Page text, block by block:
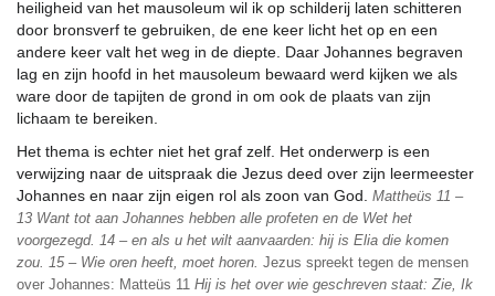
heiligheid van het mausoleum wil ik op schilderij laten schitteren
door bronsverf te gebruiken, de ene keer licht het op en een
andere keer valt het weg in de diepte. Daar Johannes begraven
lag en zijn hoofd in het mausoleum bewaard werd kijken we als
ware door de tapijten de grond in om ook de plaats van zijn
lichaam te bereiken.
Het thema is echter niet het graf zelf. Het onderwerp is een
verwijzing naar de uitspraak die Jezus deed over zijn leermeester
Johannes en naar zijn eigen rol als zoon van God. Mattheüs 11 –
13 Want tot aan Johannes hebben alle profeten en de Wet het
voorgezegd. 14 – en als u het wilt aanvaarden: hij is Elia die komen
zou. 15 – Wie oren heeft, moet horen. Jezus spreekt tegen de mensen
over Johannes: Matteüs 11 Hij is het over wie geschreven staat: Zie, Ik